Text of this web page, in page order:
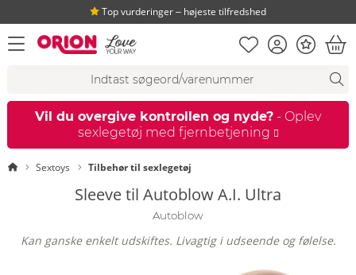
Top vurderinger ‒ højeste tilfredshed
åbn menu Huskeseddel
Kundekonto
Bonus
Vil du overgive kontrollen og nyde? - Oplev
sexlegetøj med fjernbetjening
Startside
Sextoys Tilbehør til sexlegetøj
Sleeve til Autoblow A.I. Ultra
Autoblow
Kan ganske enkelt udskiftes. Livagtig i udseende og følelse.